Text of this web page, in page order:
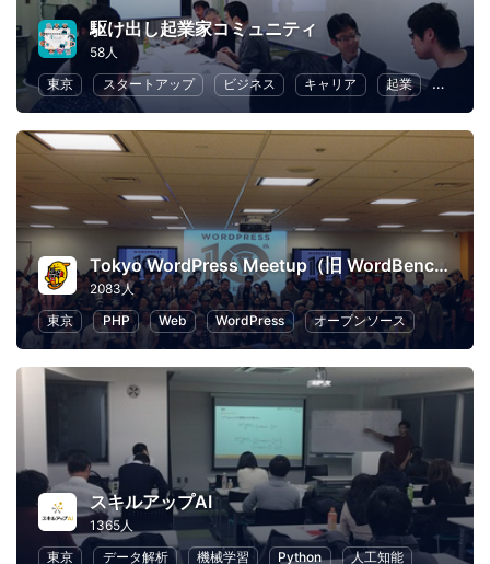
駆け出し起業家コミュニティ
58人
東京
スタートアップ ビジネス キャリア 起業 女性起
Tokyo WordPress Meetup（旧 WordBench 東京）
2083人
東京
PHP Web WordPress オープンソース
スキルアップAI
1365人
東京
データ解析 機械学習 Python 人工知能